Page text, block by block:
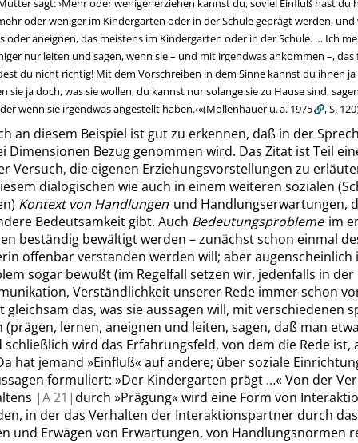
sagt:›Mehr oder weniger erziehen kannst du, soviel Einfluß hast du
oder weniger im Kindergarten oder in der Schule geprägt werden, und
oder aneignen, das meistens im Kindergarten oder in der Schule. … Ich
nur leiten und sagen, wenn sie – und mit irgendwas ankommen –,
du nicht richtig! Mit dem Vorschreiben in dem Sinne kannst du ihnen
sie ja doch, was sie wollen, du kannst nur solange sie zu Hause sind,
wenn sie irgendwas angestellt haben.‹«(Mollenhauer u. a. 1975 ,S. 120
an diesem Beispiel ist gut zu erkennen, daß in der
Dimensionen Bezug genommen wird. Das Zitat ist Teil
Versuch, die eigenen Erziehungsvorstellungen zu
dialogischen wie auch in einem weiteren sozialen
Kontext von Handlungen und Handlungserwartungen,
Bedeutsamkeit gibt. Auch Bedeutungsprobleme im
beständig bewältigt werden – zunächst schon einmal
offenbar verstanden werden will; aber augenscheinlich
sogar bewußt (im Regelfall setzen wir, jedenfalls in der
Verständlichkeit unserer Rede immer schon
gleichsam das, was sie aussagen will, mit verschiedenen
(prägen, lernen, aneignen und leiten, sagen, daß man
schließlich wird das Erfahrungsfeld, von dem die Rede ist,
hat jemand »Einfluß«auf andere; über soziale
formuliert: »Der Kindergarten prägt …«Von der
|A21|durch »Prägung«wird eine Form von
in der das Verhalten der Interaktionspartner durch das
und Erwägen von Erwartungen, von Handlungsnormen